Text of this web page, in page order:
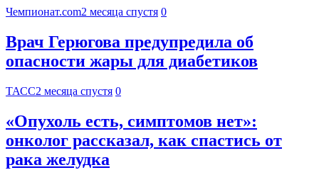
Чемпионат.com2 месяца спустя 0
Врач Герюгова предупредила об
опасности жары для диабетиков
ТАСС2 месяца спустя 0
«Опухоль есть, симптомов нет»:
онколог рассказал, как спастись от
рака желудка